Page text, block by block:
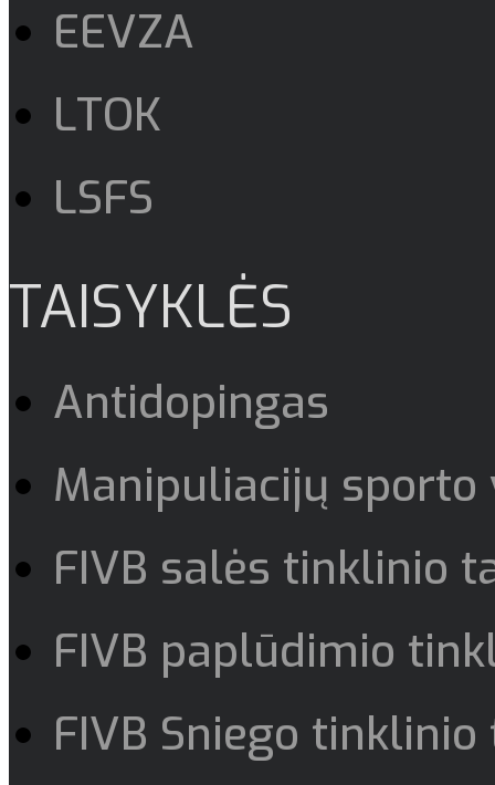
EEVZA
LTOK
LSFS
TAISYKLĖS
Antidopingas
Manipuliacijų
FIVB salės tinklinio
FIVB paplūdimio
FIVB Sniego